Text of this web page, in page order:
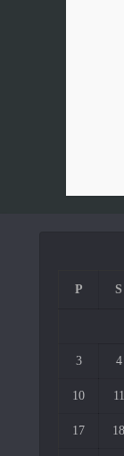
P S
3 4
10 11
17 18